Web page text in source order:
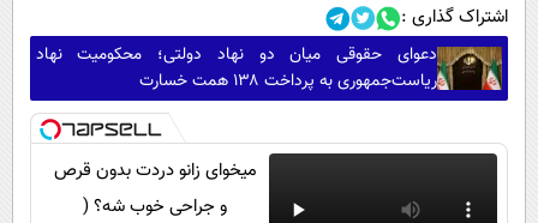
اشتراک گذاری :
دعوای حقوقی میان دو نهاد دولتی؛ محکومیت نهاد
ریاست‌جمهوری به پرداخت ۱۳۸ همت خسارت
میخوای زانو دردت بدون قرص
و جراحی خوب شه؟ (